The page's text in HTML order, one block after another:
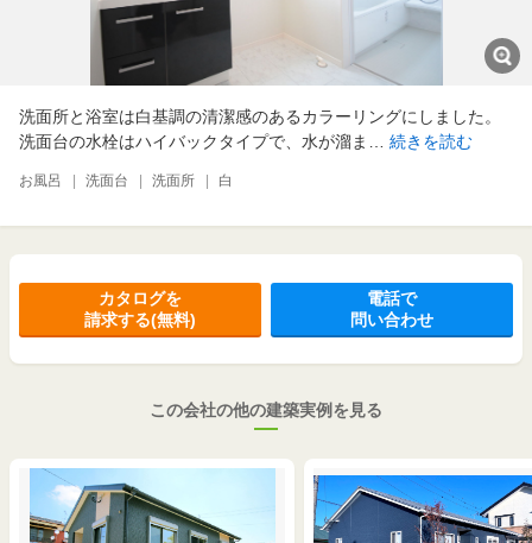
洗面所と浴室は白基調の清潔感のあるカラーリングにしました。
洗面台の水栓はハイバックタイプで、水が溜ま… 続きを読む
お風呂 洗面台 洗面所 白
カタログを
請求する(無料)
電話で
問い合わせ
この会社の他の建築実例を見る